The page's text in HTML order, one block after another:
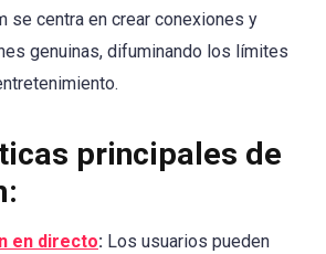
se centra en crear conexiones y
genuinas, difuminando los límites
principales de
en directo: Los usuarios pueden